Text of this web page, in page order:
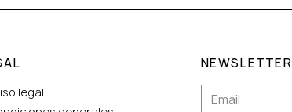
legal
NEWSLETTER